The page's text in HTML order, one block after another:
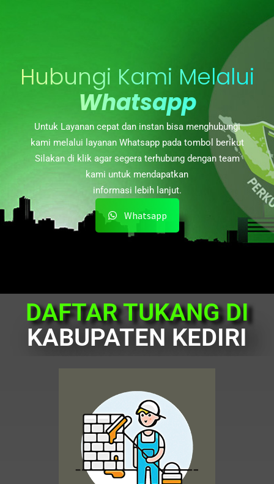
Hubungi Kami Melalui
Whatsapp
Untuk Layanan cepat dan instan bisa menghubungi
kami melalui layanan Whatsapp pada tombol berikut
Silakan di klik agar segera terhubung dengan team
kami untuk mendapatkan
informasi lebih lanjut.
Whatsapp
DAFTAR TUKANG DI
KABUPATEN KEDIRI